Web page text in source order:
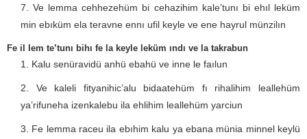
Ve lemma cehhezehüm bi cehazihim kale’tunı bi ehıl leküm
min ebıküm ela teravne ennı ufil keyle ve ene hayrul münzilın
Fe il lem te’tunı bihı fe la keyle leküm ındı ve la takrabun
Kalu senüravidü anhü ebahü ve inne le faılun
Ve kaleli fityanihic’alu bidaatehüm fı rihalihim leallehüm
ya’rifuneha izenkalebu ila ehlihim leallehüm yarciun
Fe lemma raceu ila ebıhim kalu ya ebana münia minnel keylü